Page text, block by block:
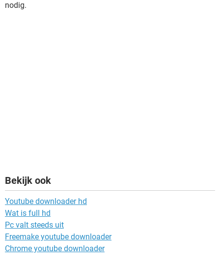
nodig.
Bekijk ook
Youtube downloader hd
Wat is full hd
Pc valt steeds uit
Freemake youtube downloader
Chrome youtube downloader